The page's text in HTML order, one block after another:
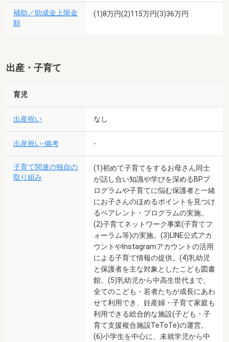
補助／助成金上限金
額
(1)8万円(2)115万円(3)36万円
出産・子育て
育児
出産祝い なし
出産祝い-備考 -
子育て関連の独自の
取り組み
(1)初めて子育てをするお母さん同士
が話し合い知識や学びを深めるBPプ
ログラムや子育てに悩む保護者と一緒
にお子さんのほめるポイントを見つけ
るペアレント・プログラムの実施。
(2)子育てネットワーク事業(子育てフ
ォーラム等)の実施。(3)LINE公式アカ
ウントやInstagramアカウントの活用
による子育て情報の提供。(4)乳幼児
と保護者を主な対象としたこども図書
館。(5)乳幼児から中高生世代まで、
全てのこども・若者たちが成長にあわ
せて利用でき、妊産婦・子育て家庭も
利用できる総合的な施設(子ども・子
育て支援複合施設TeToTe)の運営。
(6)小学生を中心に、未就学児から中